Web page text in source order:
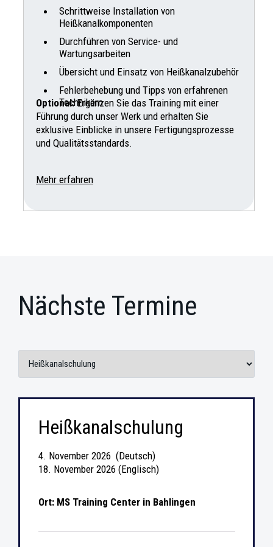
Schrittweise Installation von
Heißkanalkomponenten
Durchführen von Service- und
Wartungsarbeiten
Übersicht und Einsatz von Heißkanalzubehör
Fehlerbehebung und Tipps von erfahrenen
Technikern
Optional:Ergänzen Sie das Training mit einer
Führung durch unser Werk und erhalten Sie
exklusive Einblicke in unsere Fertigungsprozesse
und Qualitätsstandards.
Mehr erfahren
Nächste Termine
Heißkanalschulung
4. November 2026 (Deutsch)
18. November 2026 (Englisch)
Ort: MS Training Center in Bahlingen